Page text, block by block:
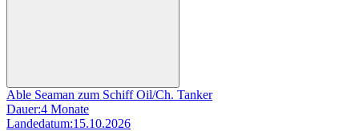
Able Seaman zum Schiff Oil/Ch. Tanker
Dauer:4 Monate
Landedatum:15.10.2026